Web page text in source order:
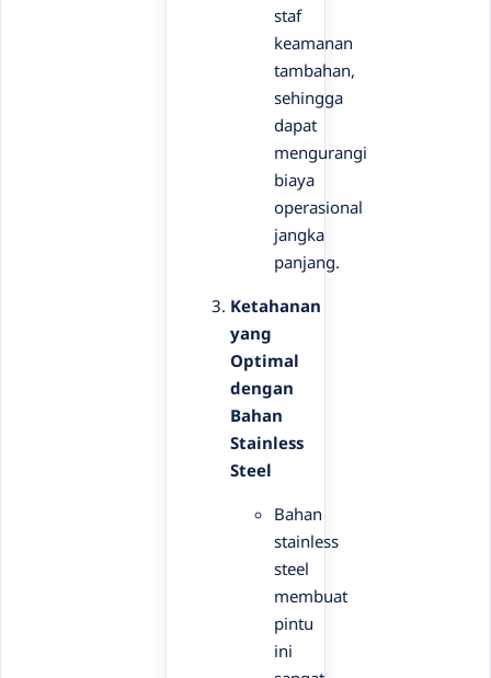
staf
keamanan
tambahan,
sehingga
dapat
mengurangi
biaya
operasional
jangka
panjang.
Ketahanan
yang
Optimal
dengan
Bahan
Stainless
Steel
Bahan
stainless
steel
membuat
pintu
ini